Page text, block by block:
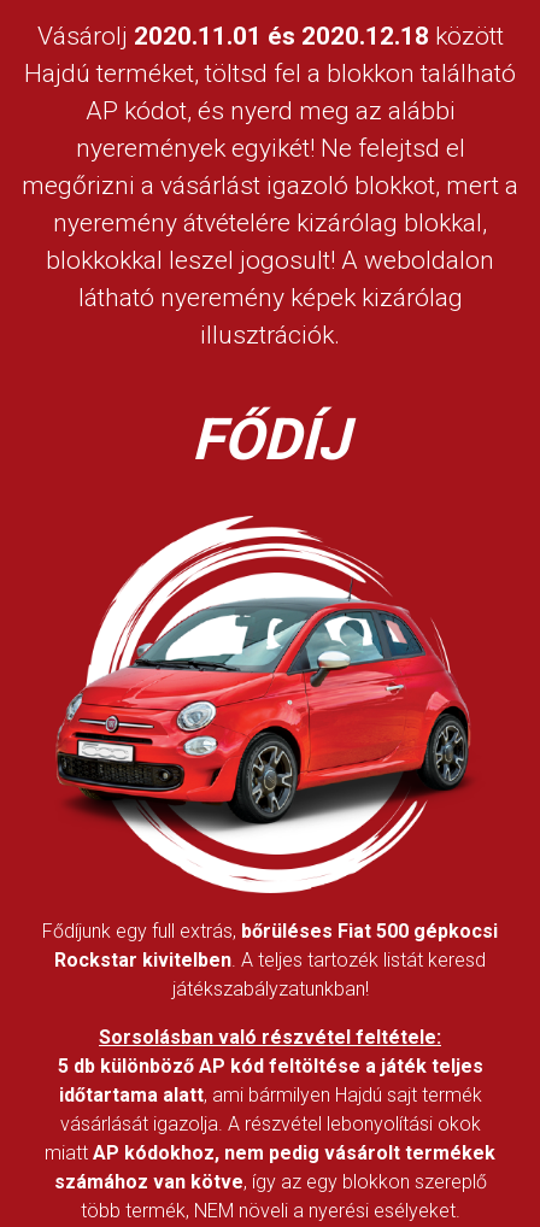
Vásárolj 2020.11.01 és 2020.12.18 között
Hajdú terméket, töltsd fel a blokkon található
AP kódot, és nyerd meg az alábbi
nyeremények egyikét! Ne felejtsd el
megőrizni a vásárlást igazoló blokkot, mert a
nyeremény átvételére kizárólag blokkal,
blokkokkal leszel jogosult! A weboldalon
látható nyeremény képek kizárólag
illusztrációk.
FŐDÍJ
Fődíjunk egy full extrás, bőrüléses Fiat 500 gépkocsi
Rockstar kivitelben. A teljes tartozék listát keresd
játékszabályzatunkban!
Sorsolásban való részvétel feltétele:
5 db különböző AP kód feltöltése a játék teljes
időtartama alatt, ami bármilyen Hajdú sajt termék
vásárlását igazolja. A részvétel lebonyolítási okok
miatt AP kódokhoz, nem pedig vásárolt termékek
számához van kötve, így az egy blokkon szereplő
több termék, NEM növeli a nyerési esélyeket.